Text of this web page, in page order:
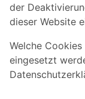
der
dieser Website
Welche
eingesetzt